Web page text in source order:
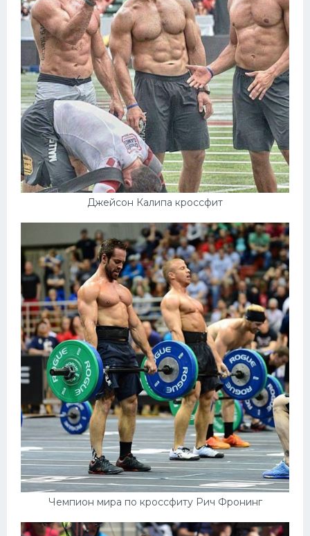
Джейсон Калипа кроссфит
Чемпион мира по кроссфиту Рич Фронинг